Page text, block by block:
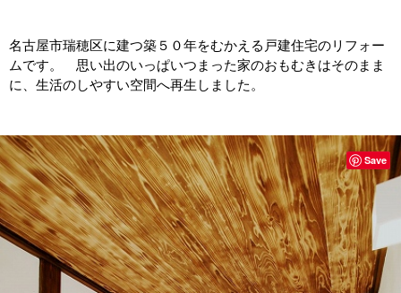
名古屋市瑞穂区に建つ築５０年をむかえる戸建住宅のリフォー
ムです。 思い出のいっぱいつまった家のおもむきはそのまま
に、生活のしやすい空間へ再生しました。
Save